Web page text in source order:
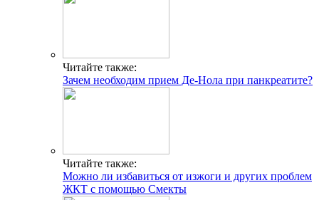
Читайте также:
Зачем необходим прием Де-Нола при панкреатите?
Читайте также:
Можно ли избавиться от изжоги и других проблем
ЖКТ с помощью Смекты